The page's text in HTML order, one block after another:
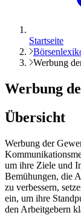
Startseite
Werbung
Werbung
Übersicht
Werbung der
um ihre Ziele und
Bemühungen, die
zu verbessern,
ein, um ihre
den Arbeitgebern